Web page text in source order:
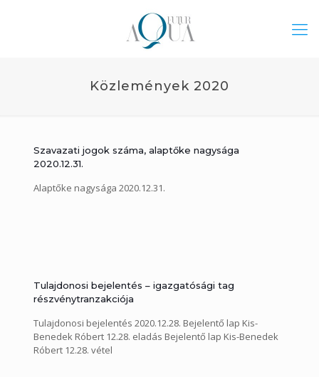
Közlemények 2020
Szavazati jogok száma, alaptőke nagysága
2020.12.31.
Alaptőke nagysága 2020.12.31.
Tulajdonosi bejelentés – igazgatósági tag
részvénytranzakciója
Tulajdonosi bejelentés 2020.12.28. Bejelentő lap Kis-
Benedek Róbert 12.28. eladás Bejelentő lap Kis-Benedek
Róbert 12.28. vétel